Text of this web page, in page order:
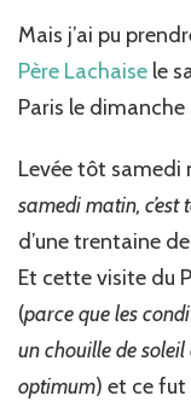
Mais j’ai pu
Père Lachaise le
Paris le dimanche
Levée tôt samedi
samedi matin,
d’une trentaine
Et cette visite du
(parce que les
un chouille de soleil
optimum) et ce fut